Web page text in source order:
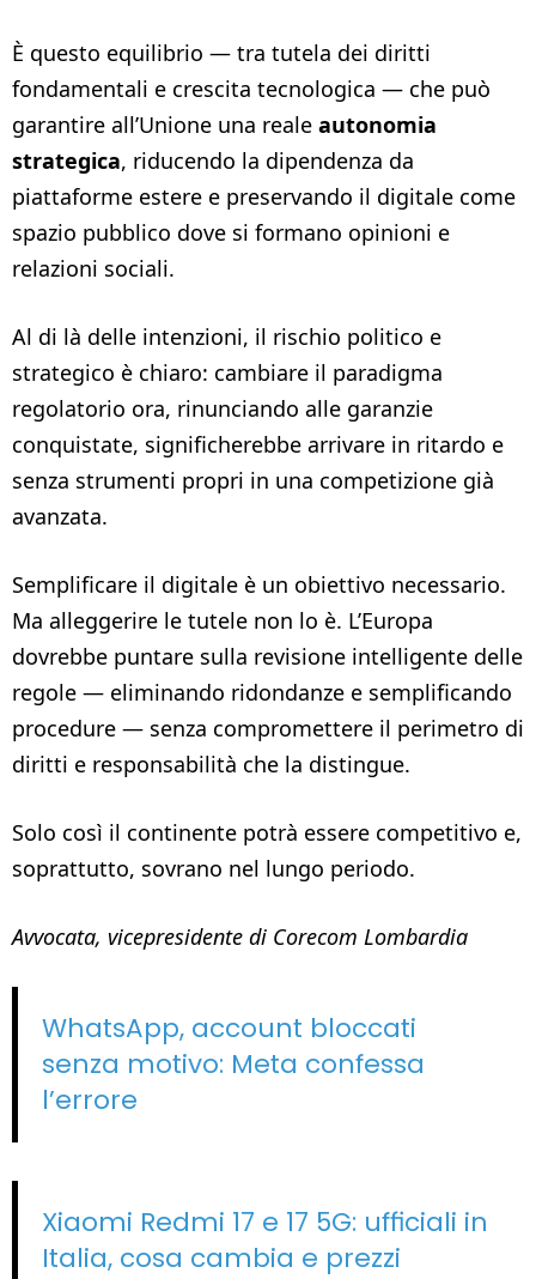
È questo equilibrio — tra tutela dei diritti
fondamentali e crescita tecnologica — che può
garantire all’Unione una reale autonomia
strategica, riducendo la dipendenza da
piattaforme estere e preservando il digitale come
spazio pubblico dove si formano opinioni e
relazioni sociali.
Al di là delle intenzioni, il rischio politico e
strategico è chiaro: cambiare il paradigma
regolatorio ora, rinunciando alle garanzie
conquistate, significherebbe arrivare in ritardo e
senza strumenti propri in una competizione già
avanzata.
Semplificare il digitale è un obiettivo necessario.
Ma alleggerire le tutele non lo è. L’Europa
dovrebbe puntare sulla revisione intelligente delle
regole — eliminando ridondanze e semplificando
procedure — senza compromettere il perimetro di
diritti e responsabilità che la distingue.
Solo così il continente potrà essere competitivo e,
soprattutto, sovrano nel lungo periodo.
Avvocata, vicepresidente di Corecom Lombardia
WhatsApp, account bloccati
senza motivo: Meta confessa
l’errore
Xiaomi Redmi 17 e 17 5G: ufficiali in
Italia, cosa cambia e prezzi